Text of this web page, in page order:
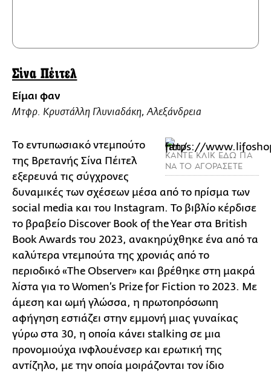
Σίνα Πέιτελ
Είμαι φαν
Μτφρ. Κρυστάλλη Γλυνιαδάκη, Αλεξάνδρεια
ΚΑΝΤΕ ΚΛΙΚ ΕΔΩ ΓΙΑ
ΝΑ ΤΟ ΑΓΟΡΑΣΕΤΕ
Το εντυπωσιακό ντεμπούτο
της Bρετανής Σίνα Πέιτελ
εξερευνά τις σύγχρονες
δυναμικές των σχέσεων μέσα από το πρίσμα των
social media και του Instagram. Το βιβλίο κέρδισε
το βραβείο Discover Book of the Year στα British
Book Awards του 2023, ανακηρύχθηκε ένα από τα
καλύτερα ντεμπούτα της χρονιάς από το
περιοδικό «The Observer» και βρέθηκε στη μακρά
λίστα για το Women’s Prize for Fiction το 2023. Με
άμεση και ωμή γλώσσα, η πρωτοπρόσωπη
αφήγηση εστιάζει στην εμμονή μιας γυναίκας
γύρω στα 30, η οποία κάνει stalking σε μια
προνομιούχα ινφλουένσερ και ερωτική της
αντίζηλο, με την οποία μοιράζονται τον ίδιο